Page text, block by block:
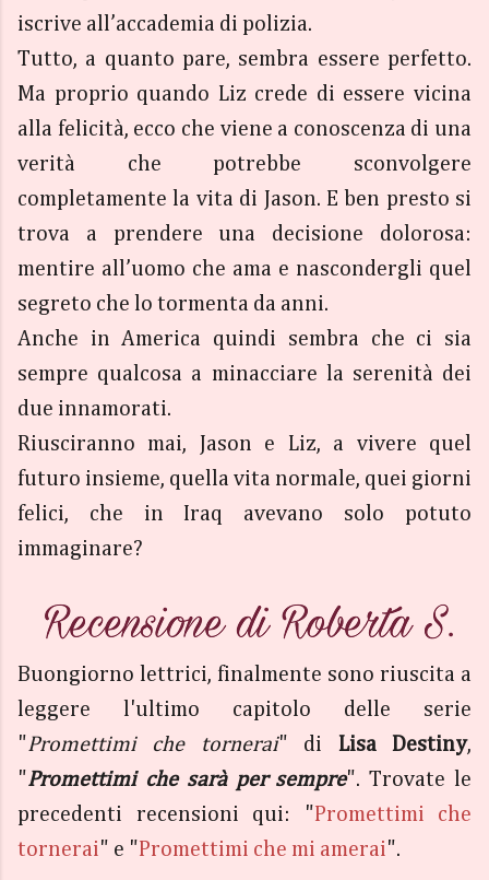
iscrive all’accademia di polizia.
Tutto, a quanto pare, sembra essere perfetto.
Ma proprio quando Liz crede di essere vicina
alla felicità, ecco che viene a conoscenza di una
verità che potrebbe sconvolgere
completamente la vita di Jason. E ben presto si
trova a prendere una decisione dolorosa:
mentire all’uomo che ama e nascondergli quel
segreto che lo tormenta da anni.
Anche in America quindi sembra che ci sia
sempre qualcosa a minacciare la serenità dei
due innamorati.
Riusciranno mai, Jason e Liz, a vivere quel
futuro insieme, quella vita normale, quei giorni
felici, che in Iraq avevano solo potuto
immaginare?
Buongiorno lettrici, finalmente sono riuscita a
leggere l'ultimo capitolo delle serie
"Promettimi che tornerai" di Lisa Destiny,
"Promettimi che sarà per sempre". Trovate le
precedenti recensioni qui: "Promettimi che
tornerai" e "Promettimi che mi amerai".